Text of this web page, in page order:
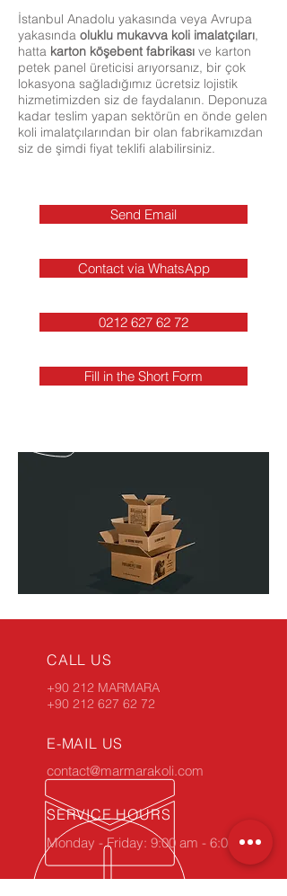
İstanbul Anadolu yakasında veya Avrupa
yakasında oluklu mukavva koli imalatçıları,
hatta karton köşebent fabrikası ve karton
petek panel üreticisi arıyorsanız, bir çok
lokasyona sağladığımız ücretsiz lojistik
hizmetimizden siz de faydalanın. Deponuza
kadar teslim yapan sektörün en önde gelen
koli imalatçılarından bir olan fabrikamızdan
siz de şimdi fiyat teklifi alabilirsiniz.
Send Email
Contact via WhatsApp
0212 627 62 72
Fill in the Short Form
CALL US
+90 212 MARMARA
+90 212 627 62 72
E-MAIL US
contact@marmarakoli.com
SERVICE HOURS
Monday - Friday: 9:00 am - 6:00 pm